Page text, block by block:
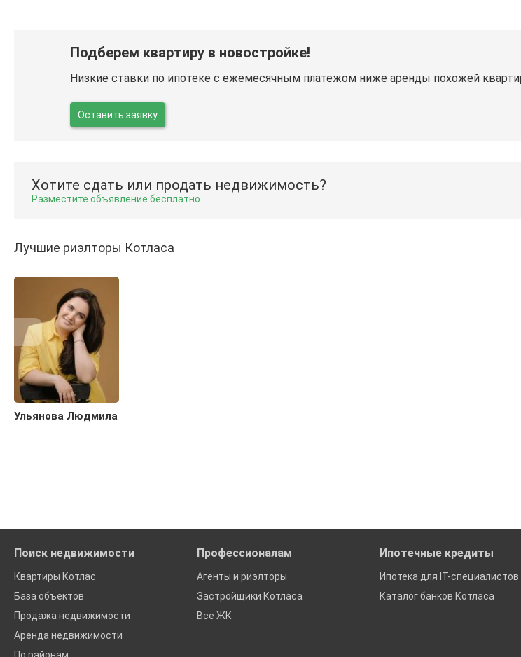
Подберем квартиру в новостройке!
Низкие ставки по ипотеке с ежемесячным платежом ниже аренды похожей
Оставить заявку
Хотите сдать или продать недвижимость?
Разместите объявление бесплатно
Лучшие риэлторы Котласа
Ульянова Людмила
Поиск недвижимости
Квартиры Котлас
База объектов
Продажа недвижимости
Аренда недвижимости
Профессионалам
Агенты и риэлторы
Застройщики Котласа
Все ЖК
Ипотечные кредиты
Ипотека для IT-специалистов
Каталог банков Котласа